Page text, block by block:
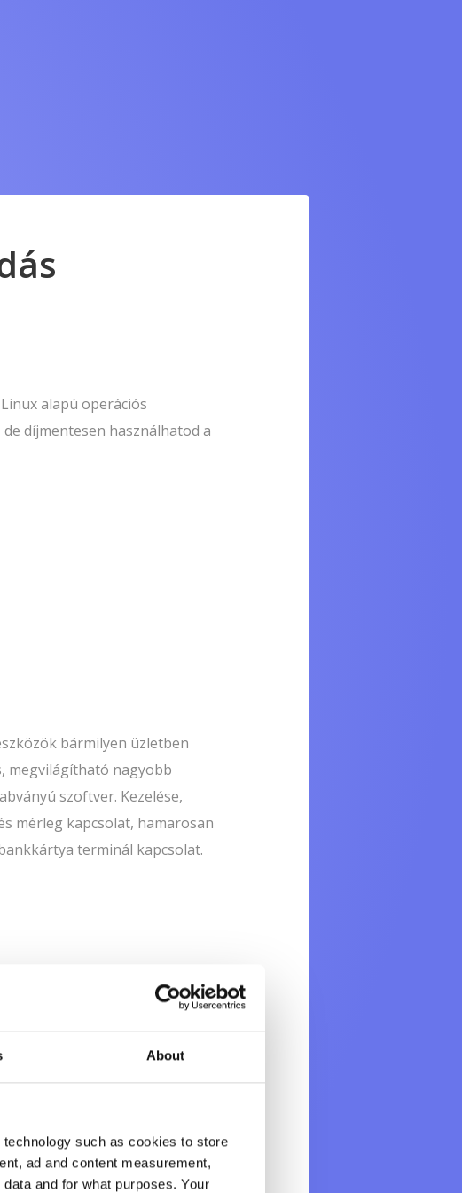
About
such as cookies to store
ad and content measurement,
and for what purposes. Your
alapú operációs
díjmentesen használhatod a
bármilyen üzletben
megvilágítható nagyobb
szoftver. Kezelése,
mérleg kapcsolat, hamarosan
terminál kapcsolat.